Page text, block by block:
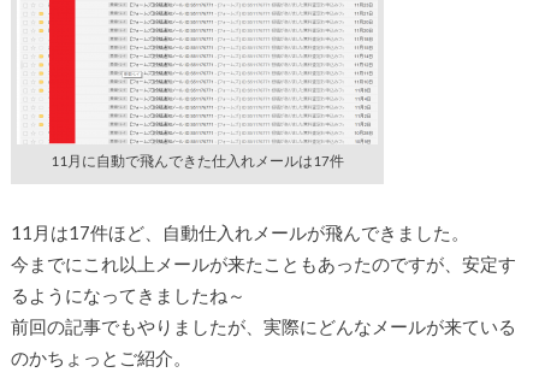
11月に自動で飛んできた仕入れメールは17件
11月は17件ほど、自動仕入れメールが飛んできました。
今までにこれ以上メールが来たこともあったのですが、安定す
るようになってきましたね～
前回の記事でもやりましたが、実際にどんなメールが来ている
のかちょっとご紹介。